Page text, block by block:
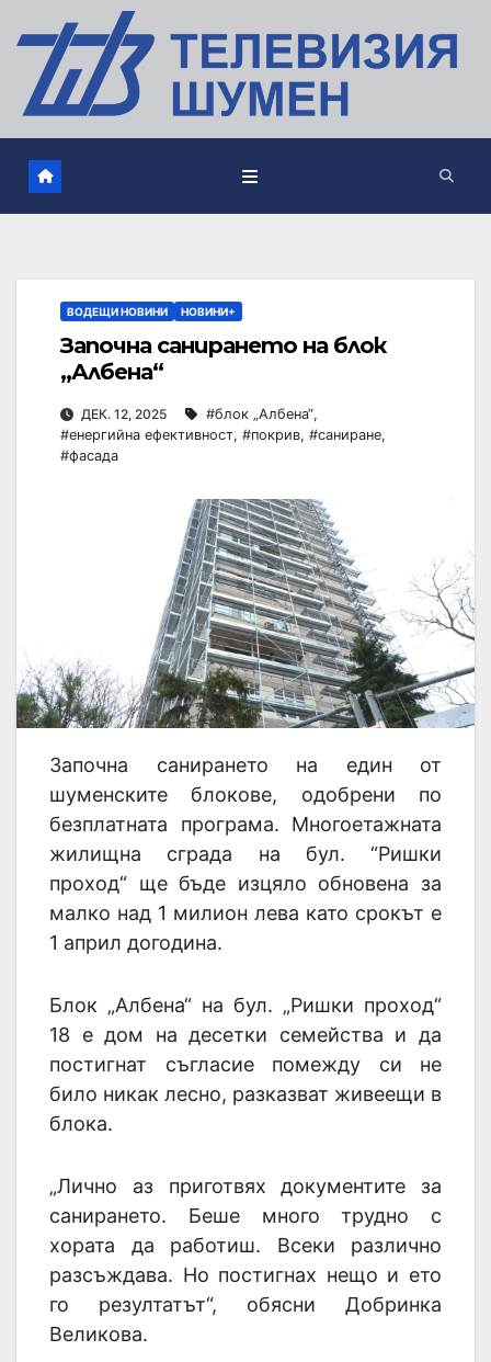
ВОДЕЩИ НОВИНИ НОВИНИ+
Започна санирането на блок
„Албена“
ДЕК. 12, 2025 #блок „Албена“,
#енергийна ефективност, #покрив, #саниране,
#фасада
Започна санирането на един от
шуменските блокове, одобрени по
безплатната програма. Многоетажната
жилищна сграда на бул. “Ришки
проход“ ще бъде изцяло обновена за
малко над 1 милион лева като срокът е
1 април догодина.
Блок „Албена“ на бул. „Ришки проход“
18 е дом на десетки семейства и да
постигнат съгласие помежду си не
било никак лесно, разказват живеещи в
блока.
„Лично аз приготвях документите за
санирането. Беше много трудно с
хората да работиш. Всеки различно
разсъждава. Но постигнах нещо и ето
го резултатът“, обясни Добринка
Великова.